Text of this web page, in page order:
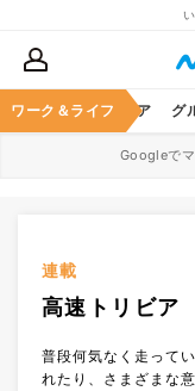
ワーク＆ライフ
暮らし ヘルスケア グ
Googleで
連載
高速トリビア
普段何気なく走って
れたり、さまざまな